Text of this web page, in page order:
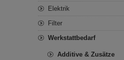
Elektrik
Filter
Werkstattbedarf
Additive & Zusätze